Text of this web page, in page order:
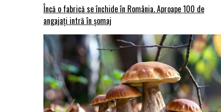
Încă o fabrică se închide în România. Aproape 100 de
angajați intră în șomaj